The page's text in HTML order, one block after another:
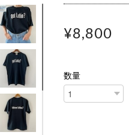
¥8,800
数量